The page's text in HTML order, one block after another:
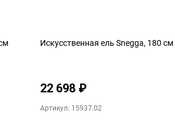
Искусственная ель Snegga, 180 см
22 698 ₽
Артикул: 15937.02